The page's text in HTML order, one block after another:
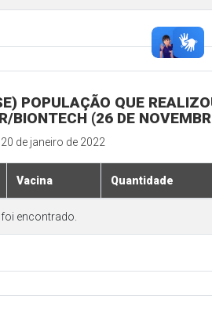
POPULAÇÃO QUE
BIONTECH (26 DE
20 de janeiro de 2022
Vacina Quantidade
encontrado.